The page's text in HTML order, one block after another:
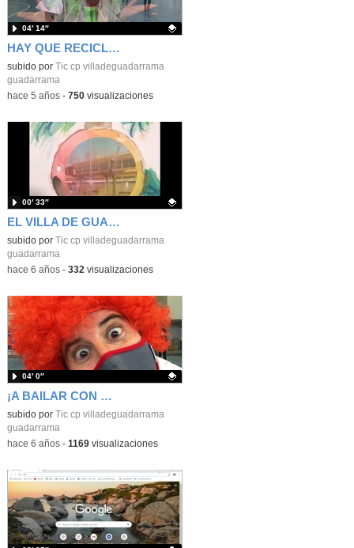
HAY QUE RECICLAR. NAVIDAD 2021
Contenido educativo.
subido por
Tic cp villadeguadarrama
guadarrama
04′ 14″
-hace 5 años- 750visualizaciones
EL VILLA DE GUADARRAMA OS DESEA, ¡FELIZ NAVIDAD!
Contenido educativo.
subido por
Tic cp villadeguadarrama
guadarrama
00′ 33″
-hace 6 años- 332 visualizaciones
¡A BAILAR CON WADI EN NAVIDAD!
Contenido educativo.
subido por
Tic cp villadeguadarrama
guadarrama
04′ 0″
-hace 6 años- 1169visualizaciones